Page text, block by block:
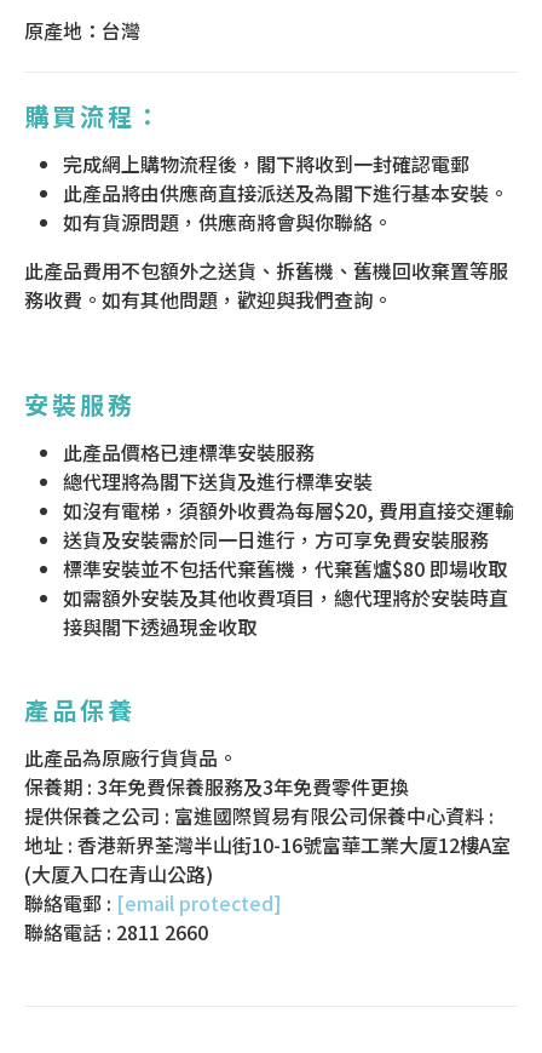
原產地：台灣
購買流程：
完成網上購物流程後，閣下將收到一封確認電郵
此產品將由供應商直接派送及為閣下進行基本安裝。
如有貨源問題，供應商將會與你聯絡。
此產品費用不包額外之送貨、拆舊機、舊機回收棄置等服
務收費。如有其他問題，歡迎與我們查詢。
安裝服務
此產品價格已連標準安裝服務
總代理將為閣下送貨及進行標準安裝
如沒有電梯，須額外收費為每層$20, 費用直接交運輸
送貨及安裝需於同一日進行，方可享免費安裝服務
標準安裝並不包括代棄舊機，代棄舊爐$80 即場收取
如需額外安裝及其他收費項目，總代理將於安裝時直
接與閣下透過現金收取
產品保養
此產品為原廠行貨貨品。
保養期 : 3年免費保養服務及3年免費零件更換
提供保養之公司 : 富進國際貿易有限公司保養中心資料 :
地址 : 香港新界荃灣半山街10-16號富華工業大厦12樓A室
(大厦入口在青山公路)
聯絡電郵 : [email protected]
聯絡電話 : 2811 2660